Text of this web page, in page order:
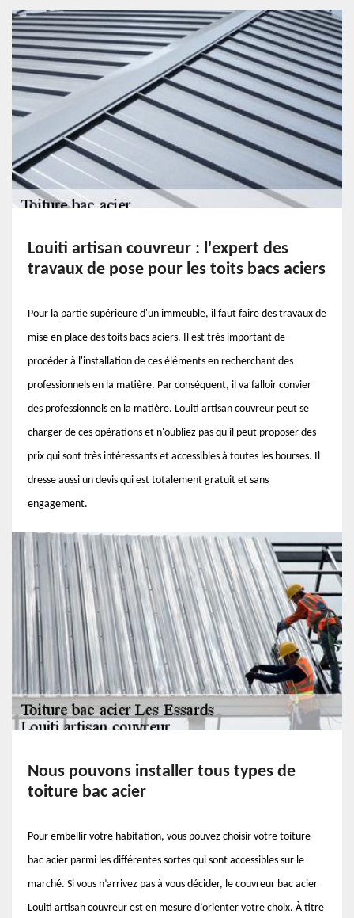
Louiti artisan couvreur : l'expert des
travaux de pose pour les toits bacs aciers
Pour la partie supérieure d'un immeuble, il faut faire des travaux de
mise en place des toits bacs aciers. Il est très important de
procéder à l'installation de ces éléments en recherchant des
professionnels en la matière. Par conséquent, il va falloir convier
des professionnels en la matière. Louiti artisan couvreur peut se
charger de ces opérations et n'oubliez pas qu'il peut proposer des
prix qui sont très intéressants et accessibles à toutes les bourses. Il
dresse aussi un devis qui est totalement gratuit et sans
engagement.
Nous pouvons installer tous types de
toiture bac acier
Pour embellir votre habitation, vous pouvez choisir votre toiture
bac acier parmi les différentes sortes qui sont accessibles sur le
marché. Si vous n’arrivez pas à vous décider, le couvreur bac acier
Louiti artisan couvreur est en mesure d’orienter votre choix. À titre